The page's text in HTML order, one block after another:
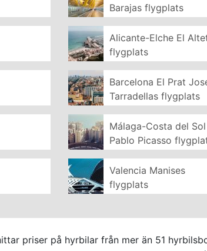
Barajas flygplats
Alicante-Elche El
flygplats
Barcelona El Prat
Tarradellas flygplats
Málaga-Costa del Sol
Pablo Picasso
Valencia Manises
flygplats
priser på hyrbilar från mer än 51